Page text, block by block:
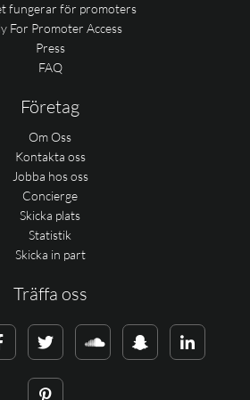
fungerar för promoters
For Promoter Access
Press
FAQ
Företag
Om Oss
Kontakta oss
Jobba hos oss
Concierge
Skicka plats
Statistik
Skicka in part
Träffa oss